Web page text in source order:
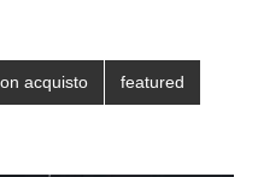
acquisto featured